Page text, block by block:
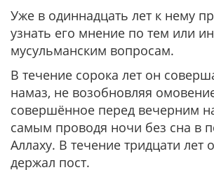
Уже в одиннадцать лет к нему
узнать его мнение по тем или
мусульманским вопросам.
В течение сорока лет он
намаз, не возобновляя
совершённое перед вечерним
самым проводя ночи без сна в
Аллаху. В течение тридцати лет
держал пост.